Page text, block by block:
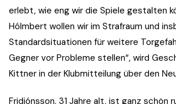
erlebt, wie eng wir die Spiele gestalten
Hólmbert wollen wir im Strafraum und
Standardsituationen für weitere
Gegner vor Probleme stellen“, wird
Kittner in der Klubmitteilung über den
Fridjónsson, 31 Jahre alt, ist ganz schön